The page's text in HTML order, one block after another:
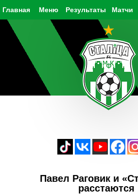
Главная Результаты Матчи
Меню
Павел Раговик и
расстаются